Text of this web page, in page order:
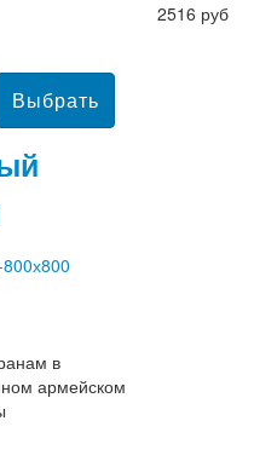
2516 руб
в
армейском